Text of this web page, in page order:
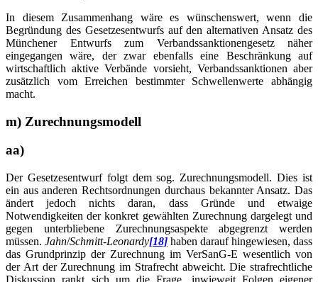
In diesem Zusammenhang wäre es wünschenswert, wenn die
Begründung des Gesetzesentwurfs auf den alternativen Ansatz des
Münchener Entwurfs zum Verbandssanktionengesetz näher
eingegangen wäre, der zwar ebenfalls eine Beschränkung auf
wirtschaftlich aktive Verbände vorsieht, Verbandssanktionen aber
zusätzlich vom Erreichen bestimmter Schwellenwerte abhängig
macht.
m) Zurechnungsmodell
aa)
Der Gesetzesentwurf folgt dem sog. Zurechnungsmodell. Dies ist
ein aus anderen Rechtsordnungen durchaus bekannter Ansatz. Das
ändert jedoch nichts daran, dass Gründe und etwaige
Notwendigkeiten der konkret gewählten Zurechnung dargelegt und
gegen unterbliebene Zurechnungsaspekte abgegrenzt werden
müssen. Jahn/Schmitt-Leonardy[18] haben darauf hingewiesen, dass
das Grundprinzip der Zurechnung im VerSanG-E wesentlich von
der Art der Zurechnung im Strafrecht abweicht. Die strafrechtliche
Diskussion rankt sich um die Frage, inwieweit Folgen eigener